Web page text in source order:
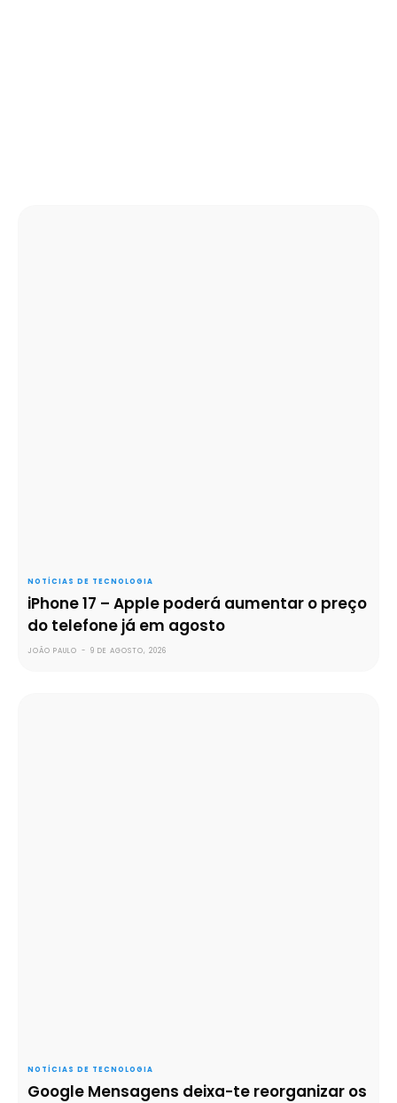
NOTÍCIAS DE TECNOLOGIA
iPhone 17 – Apple poderá aumentar o preço
do telefone já em agosto
JOÃO PAULO - 9 DE AGOSTO, 2026
NOTÍCIAS DE TECNOLOGIA
Google Mensagens deixa-te reorganizar os